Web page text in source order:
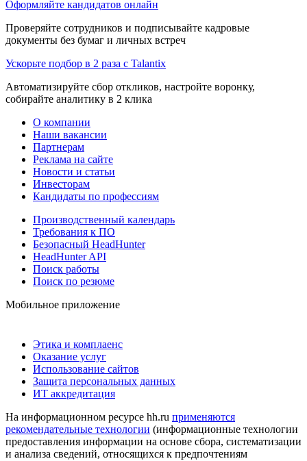
Оформляйте кандидатов онлайн
Проверяйте сотрудников и подписывайте кадровые
документы без бумаг и личных встреч
Ускорьте подбор в 2 раза с Talantix
Автоматизируйте сбор откликов, настройте воронку,
собирайте аналитику в 2 клика
О компании
Наши вакансии
Партнерам
Реклама на сайте
Новости и статьи
Инвесторам
Кандидаты по профессиям
Производственный календарь
Требования к ПО
Безопасный HeadHunter
HeadHunter API
Поиск работы
Поиск по резюме
Мобильное приложение
Этика и комплаенс
Оказание услуг
Использование сайтов
Защита персональных данных
ИТ аккредитация
На информационном ресурсе hh.ru применяются
рекомендательные технологии (информационные технологии
предоставления информации на основе сбора, систематизации
и анализа сведений, относящихся к предпочтениям